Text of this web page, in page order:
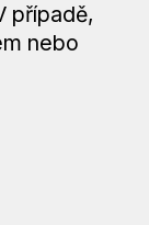
případě,
nebo